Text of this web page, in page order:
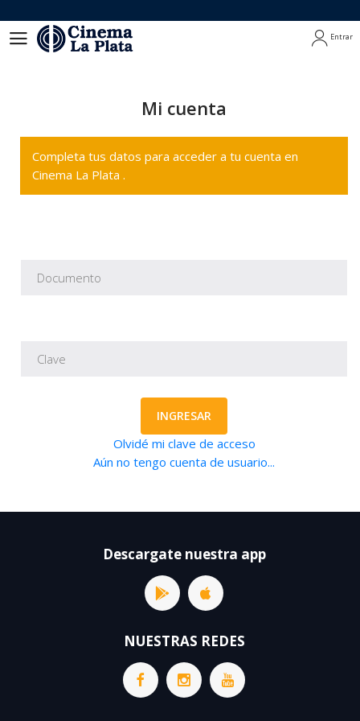
Entrar
Mi cuenta
Completa tus datos para acceder a tu cuenta en
Cinema La Plata .
INGRESAR
Olvidé mi clave de acceso
Aún no tengo cuenta de usuario...
Descargate nuestra app
NUESTRAS REDES